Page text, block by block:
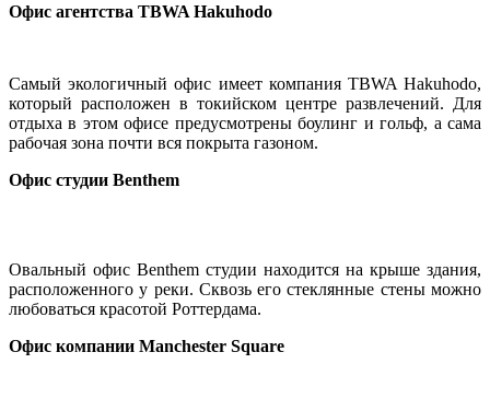
Офис агентства TBWA Hakuhodo
Самый экологичный офис имеет компания TBWA Hakuhodo,
который расположен в токийском центре развлечений. Для
отдыха в этом офисе предусмотрены боулинг и гольф, а сама
рабочая зона почти вся покрыта газоном.
Офис студии Benthem
Овальный офис Benthem студии находится на крыше здания,
расположенного у реки. Сквозь его стеклянные стены можно
любоваться красотой Роттердама.
Офис компании Manchester Square